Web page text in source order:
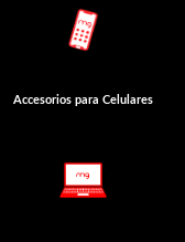
Accesorios para Celulares